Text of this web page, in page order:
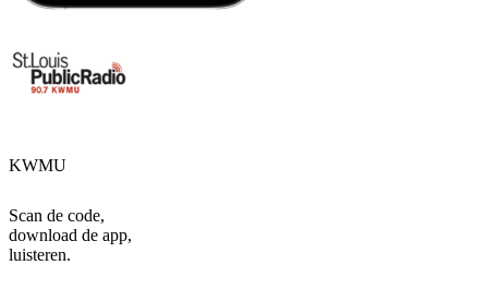
KWMU
Scan de code,
download de app,
luisteren.